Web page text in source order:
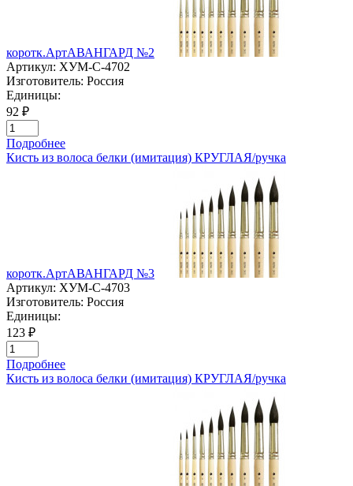
коротк.АртАВАНГАРД №2
Артикул: ХУМ-C-4702
Изготовитель: Россия
Единицы:
92 ₽
Подробнее
Кисть из волоса белки (имитация) КРУГЛАЯ/ручка
коротк.АртАВАНГАРД №3
Артикул: ХУМ-C-4703
Изготовитель: Россия
Единицы:
123 ₽
Подробнее
Кисть из волоса белки (имитация) КРУГЛАЯ/ручка